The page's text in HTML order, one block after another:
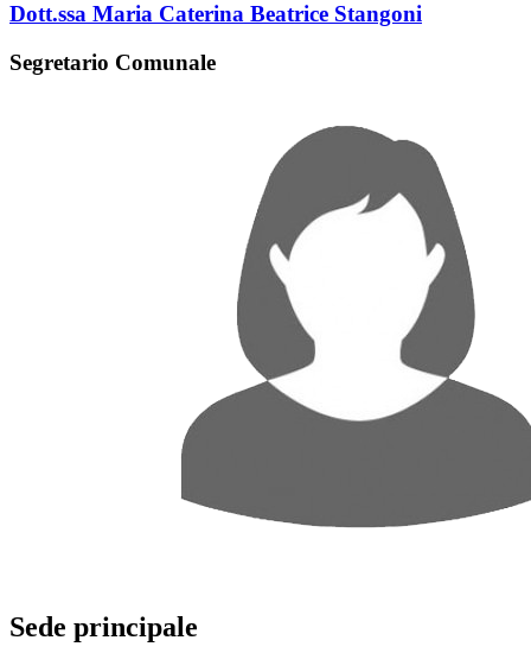
Dott.ssa Maria Caterina Beatrice Stangoni
Segretario Comunale
Sede principale